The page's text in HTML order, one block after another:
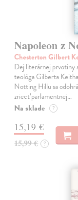
Napoleon z
Chesterton Gilbert
Dej literárnej prvotiny
teológa Gilberta
Notting Hillu sa
zriecť parlamentnej…
Na sklade ?
15,19 €
15,99 € ?